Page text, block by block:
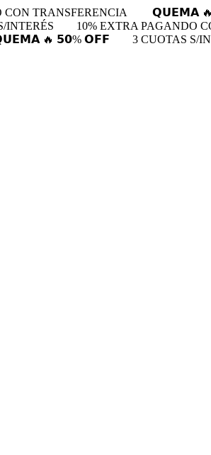
CON TRANSFERENCIA 𝗤𝗨𝗘𝗠𝗔
INTERÉS 10% EXTRA PAGANDO
🔥 𝟱𝟬% 𝗢𝗙𝗙 3 CUOTAS S/